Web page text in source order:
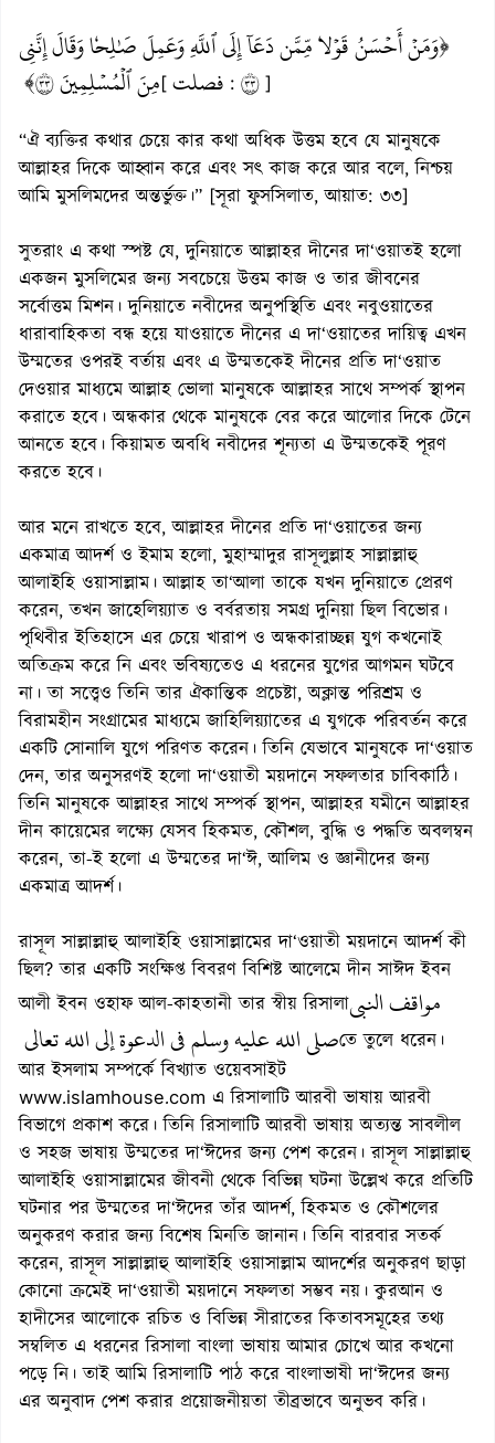
﴿وَمَنۡ أَحۡسَنُ قَوۡلٗا مِّمَّن دَعَآ إِلَى ٱللَّهِ وَعَمِلَ صَٰلِحٗا وَقَالَ إِنَّنِي
مِنَ ٱلۡمُسۡلِمِينَ ٣٣﴾[ فصلت : ]
“ঐ ব্যক্তির কথার চেয়ে কার কথা অধিক উত্তম হবে যে মানুষকে
আল্লাহর দিকে আহ্বান করে এবং সৎ কাজ করে আর বলে, নিশ্চয়
আমি মুসলিমদের অন্তর্ভুক্ত।” [সূরা ফুসসিলাত, আয়াত: ৩৩]
সুতরাং এ কথা স্পষ্ট যে, দুনিয়াতে আল্লাহর দীনের দা‘ওয়াতই হলো
একজন মুসলিমের জন্য সবচেয়ে উত্তম কাজ ও তার জীবনের
সর্বোত্তম মিশন। দুনিয়াতে নবীদের অনুপস্থিতি এবং নবুওয়াতের
ধারাবাহিকতা বন্ধ হয়ে যাওয়াতে দীনের এ দা‘ওয়াতের দায়িত্ব এখন
উম্মতের ওপরই বর্তায় এবং এ উম্মতকেই দীনের প্রতি দা‘ওয়াত
দেওয়ার মাধ্যমে আল্লাহ ভোলা মানুষকে আল্লাহর সাথে সম্পর্ক স্থাপন
করাতে হবে। অন্ধকার থেকে মানুষকে বের করে আলোর দিকে টেনে
আনতে হবে। কিয়ামত অবধি নবীদের শূন্যতা এ উম্মতকেই পূরণ
করতে হবে।
আর মনে রাখতে হবে, আল্লাহর দীনের প্রতি দা‘ওয়াতের জন্য
একমাত্র আদর্শ ও ইমাম হলো, মুহাম্মাদুর রাসূলুল্লাহ সাল্লাল্লাহু
আলাইহি ওয়াসাল্লাম। আল্লাহ তা‘আলা তাকে যখন দুনিয়াতে প্রেরণ
করেন, তখন জাহেলিয়্যাত ও বর্বরতায় সমগ্র দুনিয়া ছিল বিভোর।
পৃথিবীর ইতিহাসে এর চেয়ে খারাপ ও অন্ধকারাচ্ছন্ন যুগ কখনোই
অতিক্রম করে নি এবং ভবিষ্যতেও এ ধরনের যুগের আগমন ঘটবে
না। তা সত্ত্বেও তিনি তার ঐকান্তিক প্রচেষ্টা, অক্লান্ত পরিশ্রম ও
বিরামহীন সংগ্রামের মাধ্যমে জাহিলিয়্যাতের এ যুগকে পরিবর্তন করে
একটি সোনালি যুগে পরিণত করেন। তিনি যেভাবে মানুষকে দা‘ওয়াত
দেন, তার অনুসরণই হলো দা‘ওয়াতী ময়দানে সফলতার চাবিকাঠি।
তিনি মানুষকে আল্লাহর সাথে সম্পর্ক স্থাপন, আল্লাহর যমীনে আল্লাহর
দীন কায়েমের লক্ষ্যে যেসব হিকমত, কৌশল, বুদ্ধি ও পদ্ধতি অবলম্বন
করেন, তা-ই হলো এ উম্মতের দা‘ঈ, আলিম ও জ্ঞানীদের জন্য
একমাত্র আদর্শ।
রাসূল সাল্লাল্লাহু আলাইহি ওয়াসাল্লামের দা‘ওয়াতী ময়দানে আদর্শ কী
ছিল? তার একটি সংক্ষিপ্ত বিবরণ বিশিষ্ট আলেমে দীন সাঈদ ইবন
আলী ইবন ওহাফ আল-কাহতানী তার স্বীয় রিসালাمواقف النبي
صلى الله عليه وسلم في الدعوة إلى الله تعالىতে তুলে ধরেন।
আর ইসলাম সম্পর্কে বিখ্যাত ওয়েবসাইট
www.islamhouse.com এ রিসালাটি আরবী ভাষায় আরবী
বিভাগে প্রকাশ করে। তিনি রিসালাটি আরবী ভাষায় অত্যন্ত সাবলীল
ও সহজ ভাষায় উম্মতের দা‘ঈদের জন্য পেশ করেন। রাসূল সাল্লাল্লাহু
আলাইহি ওয়াসাল্লামের জীবনী থেকে বিভিন্ন ঘটনা উল্লেখ করে প্রতিটি
ঘটনার পর উম্মতের দা‘ঈদের তাঁর আদর্শ, হিকমত ও কৌশলের
অনুকরণ করার জন্য বিশেষ মিনতি জানান। তিনি বারবার সতর্ক
করেন, রাসূল সাল্লাল্লাহু আলাইহি ওয়াসাল্লাম আদর্শের অনুকরণ ছাড়া
কোনো ক্রমেই দা‘ওয়াতী ময়দানে সফলতা সম্ভব নয়। কুরআন ও
হাদীসের আলোকে রচিত ও বিভিন্ন সীরাতের কিতাবসমূহের তথ্য
সম্বলিত এ ধরনের রিসালা বাংলা ভাষায় আমার চোখে আর কখনো
পড়ে নি। তাই আমি রিসালাটি পাঠ করে বাংলাভাষী দা‘ঈদের জন্য
এর অনুবাদ পেশ করার প্রয়োজনীয়তা তীব্রভাবে অনুভব করি।